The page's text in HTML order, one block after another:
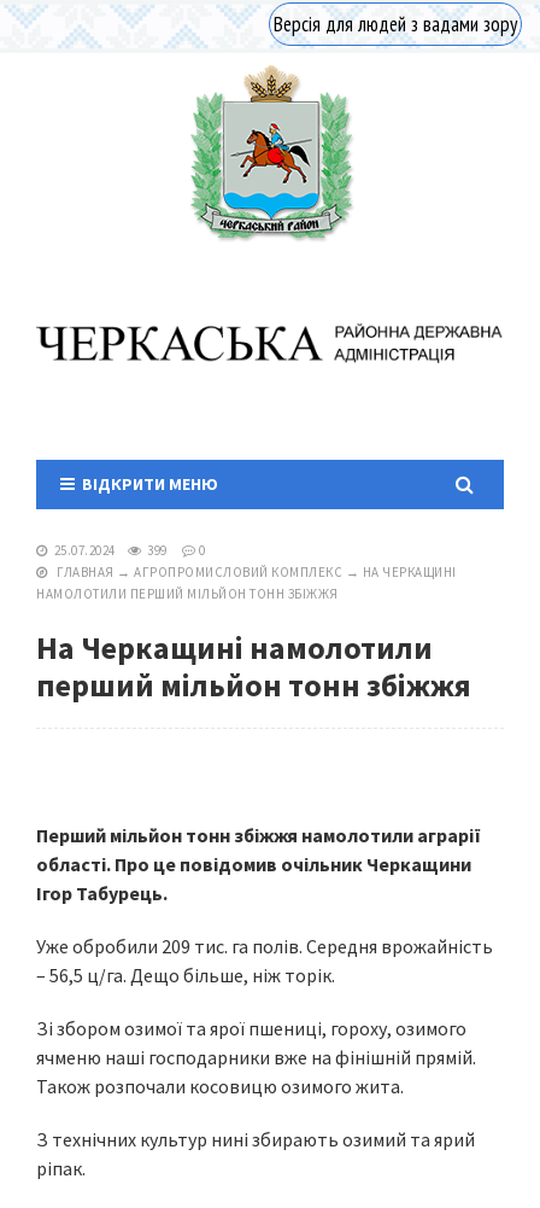
Версія для людей з вадами зору
ВІДКРИТИ МЕНЮ
25.07.2024 399
0
ГЛАВНАЯ → АГРОПРОМИСЛОВИЙ КОМПЛЕКС → НА ЧЕРКАЩИНІ
НАМОЛОТИЛИ ПЕРШИЙ МІЛЬЙОН ТОНН ЗБІЖЖЯ
На Черкащині намолотили
перший мільйон тонн збіжжя
Перший мільйон тонн збіжжя намолотили аграрії
області. Про це повідомив очільник Черкащини
Ігор Табурець.
Уже обробили 209 тис. га полів. Середня врожайність
– 56,5 ц/га. Дещо більше, ніж торік.
Зі збором озимої та ярої пшениці, гороху, озимого
ячменю наші господарники вже на фінішній прямій.
Також розпочали косовицю озимого жита.
З технічних культур нині збирають озимий та ярий
ріпак.